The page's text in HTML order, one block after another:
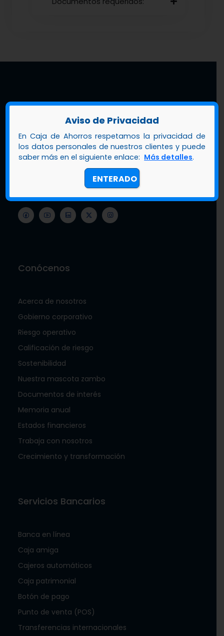
Call center
+507 800-2252
+507 508-3456
+507 6949-0076
Conócenos
Acerca de nosotros
Gobierno corporativo
Riesgo operativo
Calificación de riesgo
Sostenibilidad
Nuestra mascota zambo
Documentos de interés
Memoria anual
Estados financieros
Trabaja con nosotros
Crecimiento y transformación
Servicios Bancarios
Banca en línea
Caja amiga
Cajeros automáticos
Caja patrimonial
Botón de pago
Punto de venta (POS)
Transferencias internacionales
Aviso de Privacidad
En Caja de Ahorros respetamos la privacidad de
los datos personales de nuestros clientes y puede
saber más en el siguiente enlace: Más detalles.
ENTERADO